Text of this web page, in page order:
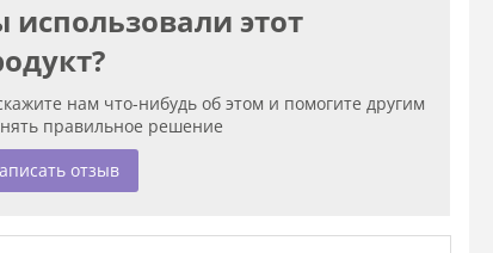
использовали этот
нам что-нибудь об этом и помогите другим
правильное решение
отзыв